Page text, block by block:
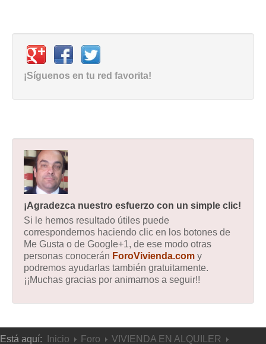
¡Síguenos en tu red favorita!
¡Agradezca nuestro esfuerzo con un simple clic!
Si le hemos resultado útiles puede
correspondernos haciendo clic en los botones de
Me Gusta o de Google+1, de ese modo otras
personas conocerán ForoVivienda.com y
podremos ayudarlas también gratuitamente.
¡¡Muchas gracias por animarnos a seguir!!
Está aquí: Inicio Foro
VIVIENDA EN ALQUILER